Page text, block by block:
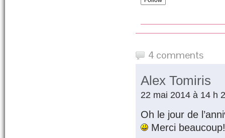
4 comments
Alex Tomiris
22 mai 2014 à 14 h
Oh le jour de
Merci